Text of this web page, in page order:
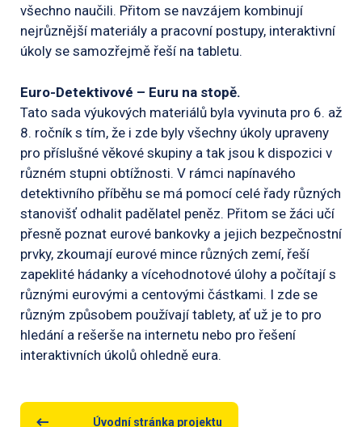
všechno naučili. Přitom se navzájem kombinují
nejrůznější materiály a pracovní postupy, interaktivní
úkoly se samozřejmě řeší na tabletu.
Euro-Detektivové – Euru na stopě.
Tato sada výukových materiálů byla vyvinuta pro 6. až
8. ročník s tím, že i zde byly všechny úkoly upraveny
pro příslušné věkové skupiny a tak jsou k dispozici v
různém stupni obtížnosti. V rámci napínavého
detektivního příběhu se má pomocí celé řady různých
stanovišť odhalit padělatel peněz. Přitom se žáci učí
přesně poznat eurové bankovky a jejich bezpečnostní
prvky, zkoumají eurové mince různých zemí, řeší
zapeklité hádanky a vícehodnotové úlohy a počítají s
různými eurovými a centovými částkami. I zde se
různým způsobem používají tablety, ať už je to pro
hledání a rešerše na internetu nebo pro řešení
interaktivních úkolů ohledně eura.
Úvodní stránka projektu